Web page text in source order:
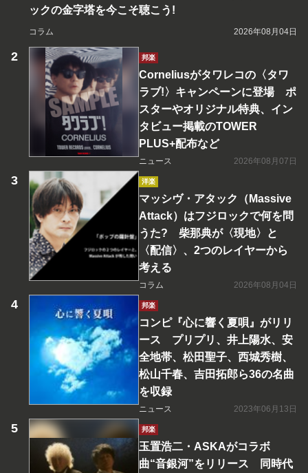
ックの金字塔を今こそ聴こう!
コラム 2026年08月04日
邦楽
Corneliusがタワレコの〈タワ
ラブ!〉キャンペーンに登場 ポ
スターやオリジナル特典、イン
タビュー掲載のTOWER
PLUS+配布など
ニュース 2026年08月07日
洋楽
マッシヴ・アタック（Massive
Attack）はフジロックで何を問
うた? 柴那典が〈現地〉と
〈配信〉、2つのレイヤーから
考える
コラム 2026年08月04日
邦楽
コンピ『心に響く夏唄』がリリ
ース プリプリ、井上陽水、安
全地帯、松田聖子、西城秀樹、
松山千春、吉田拓郎ら36の名曲
を収録
ニュース 2023年06月13日
邦楽
玉置浩二・ASKAがコラボ
曲“音銀河”をリリース 同時代